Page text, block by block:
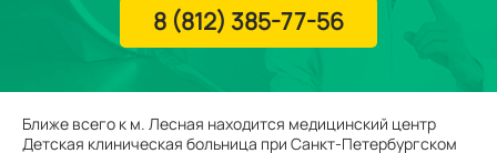
Ближе всего к м. Лесная находится медицинский центр
Детская клиническая больница при Санкт-Петербургском
8 (812) 385-77-56